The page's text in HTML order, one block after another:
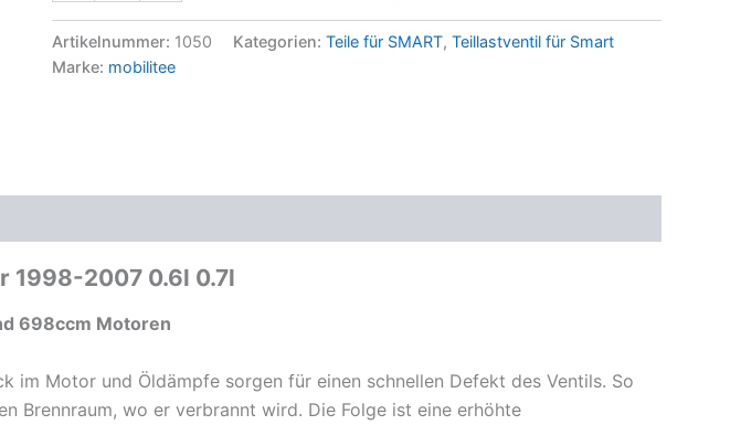
für
450
Artikelnummer: 1050 Kategorien: Teile für SMART, Teillastventil für Smart
Marke: mobilitee
1998-2007 0.6l 0.7l
698ccm Motoren
Motor und Öldämpfe sorgen für einen schnellen Defekt des Ventils. So
Brennraum, wo er verbrannt wird. Die Folge ist eine erhöhte